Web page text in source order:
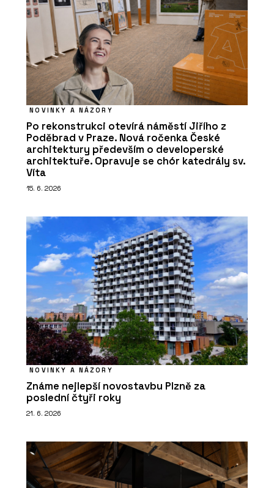
NOVINKY A NÁZORY
Po rekonstrukci otevírá náměstí Jiřího z
Poděbrad v Praze. Nová ročenka České
architektury především o developerské
architektuře. Opravuje se chór katedrály sv.
Víta
15. 6. 2026
NOVINKY A NÁZORY
Známe nejlepší novostavbu Plzně za
poslední čtyři roky
21. 6. 2026